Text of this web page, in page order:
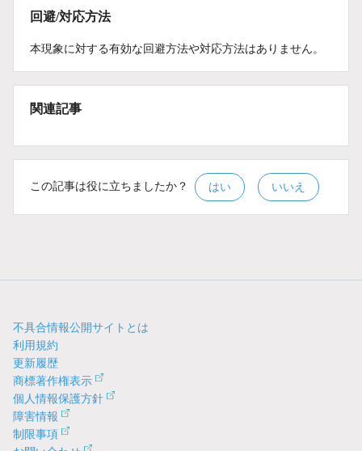
回避/対応方法
本現象に対する有効な回避方法や対応方法はありません。
関連記事
この記事は役に立ちましたか？ はい いいえ
不具合情報公開サイトとは
利用規約
更新履歴
商標著作権表示
個人情報保護方針
障害情報
制限事項